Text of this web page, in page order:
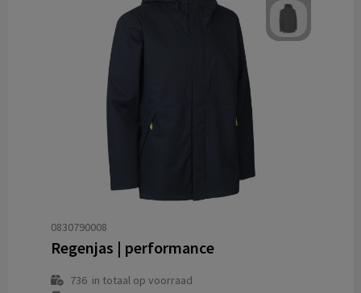
0830790008
Regenjas | performance
736in totaal op voorraad